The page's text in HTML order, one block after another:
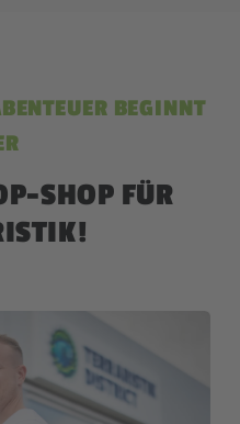
BEGINNT
SHOP FÜR